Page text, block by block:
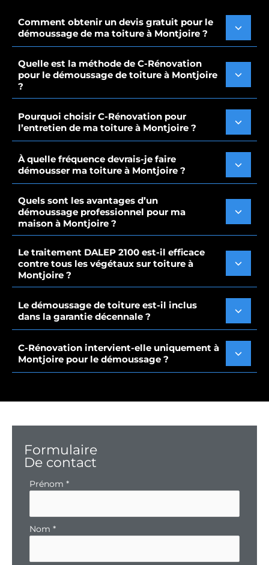
Comment obtenir un devis gratuit pour le
démoussage de ma toiture à Montjoire ?
Quelle est la méthode de C-Rénovation
pour le démoussage de toiture à Montjoire
?
Pourquoi choisir C-Rénovation pour
l’entretien de ma toiture à Montjoire ?
À quelle fréquence devrais-je faire
démousser ma toiture à Montjoire ?
Quels sont les avantages d’un
démoussage professionnel pour ma
maison à Montjoire ?
Le traitement DALEP 2100 est-il efficace
contre tous les végétaux sur toiture à
Montjoire ?
Le démoussage de toiture est-il inclus
dans la garantie décennale ?
C-Rénovation intervient-elle uniquement à
Montjoire pour le démoussage ?
Formulaire
De contact
Formulaire
Prénom *
Nom *